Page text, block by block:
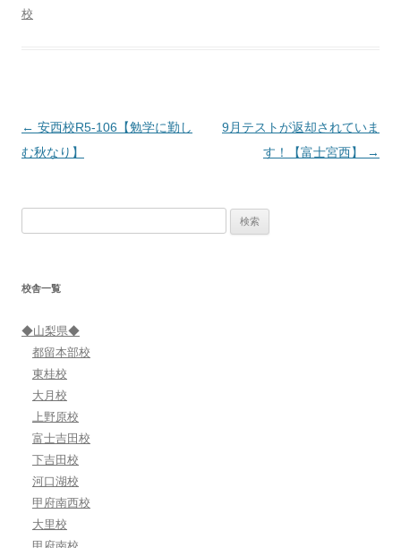
校
投
稿
ン
← 安西校R5-106【勉学に勤し
む秋なり】
9月テストが返却されていま
す！【富士宮西】
→
校舎一覧
◆山梨県◆
都留本部校
東桂校
大月校
上野原校
富士吉田校
下吉田校
河口湖校
甲府南西校
大里校